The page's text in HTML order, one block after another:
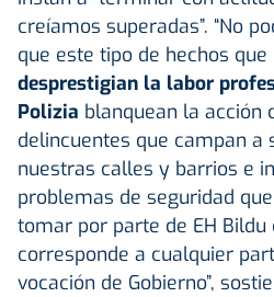
creíamos superadas”. “No
que este tipo de hechos
desprestigian la labor
Polizia blanquean la acción
delincuentes que campan a
nuestras calles y barrios e
problemas de seguridad
tomar por parte de EH
corresponde a cualquier
vocación de Gobierno”,